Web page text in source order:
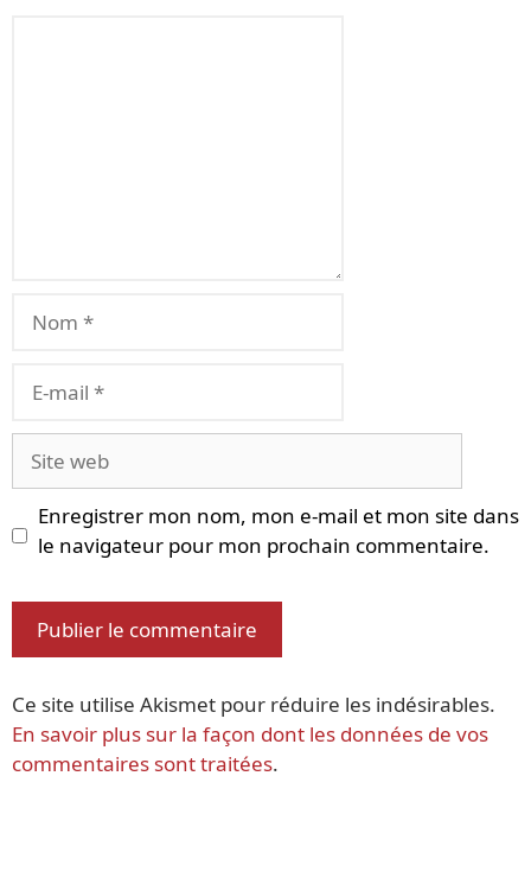
mail
web
Enregistrer mon nom, mon e-mail et mon site dans
le navigateur pour mon prochain commentaire.
Ce site utilise Akismet pour réduire les indésirables.
En savoir plus sur la façon dont les données de vos
commentaires sont traitées.